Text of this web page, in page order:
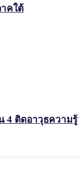
าคใต้
4 ติดอาวุธความรู้